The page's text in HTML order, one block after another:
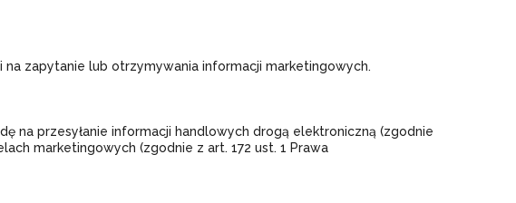
zapytanie lub otrzymywania informacji marketingowych.
na przesyłanie informacji handlowych drogą elektroniczną (zgodnie
marketingowych (zgodnie z art. 172 ust. 1 Prawa